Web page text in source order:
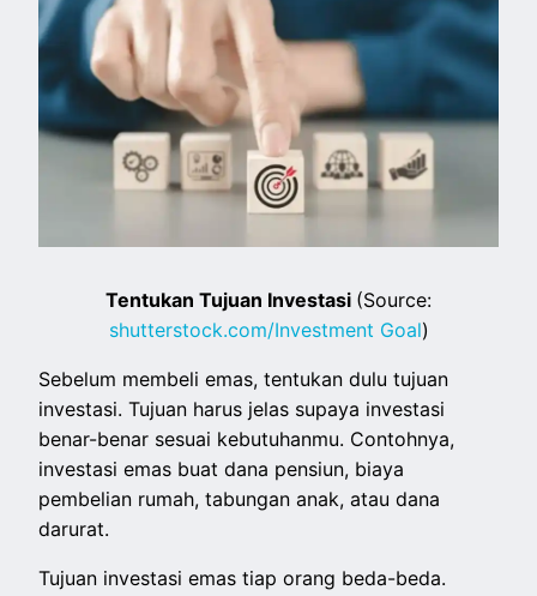
Tentukan Tujuan Investasi (Source:
shutterstock.com/Investment Goal)
Sebelum membeli emas, tentukan dulu tujuan
investasi. Tujuan harus jelas supaya investasi
benar-benar sesuai kebutuhanmu. Contohnya,
investasi emas buat dana pensiun, biaya
pembelian rumah, tabungan anak, atau dana
darurat.
Tujuan investasi emas tiap orang beda-beda.